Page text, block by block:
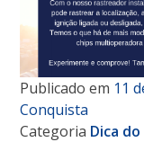
Publicado em 11
Conquista
Categoria Dica do